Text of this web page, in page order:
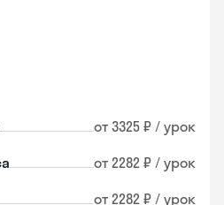
от 3325 ₽ / урок
от 2282 ₽ / урок
от 2282 ₽ / урок